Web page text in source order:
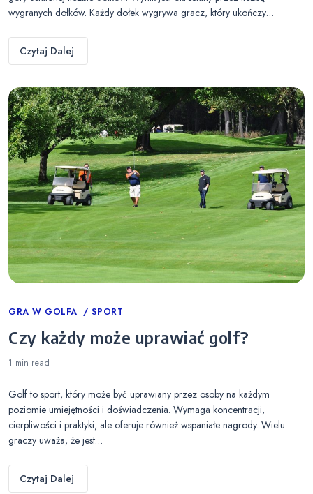
wygranych dołków. Każdy dołek wygrywa gracz, który ukończy…
Czytaj Dalej
Categories
GRA W GOLFA SPORT
Czy każdy może uprawiać golf?
1 min read
Golf to sport, który może być uprawiany przez osoby na każdym
poziomie umiejętności i doświadczenia. Wymaga koncentracji,
cierpliwości i praktyki, ale oferuje również wspaniałe nagrody. Wielu
graczy uważa, że jest…
Czytaj Dalej